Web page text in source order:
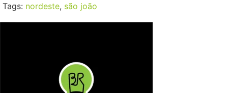
Tags: nordeste, são joão